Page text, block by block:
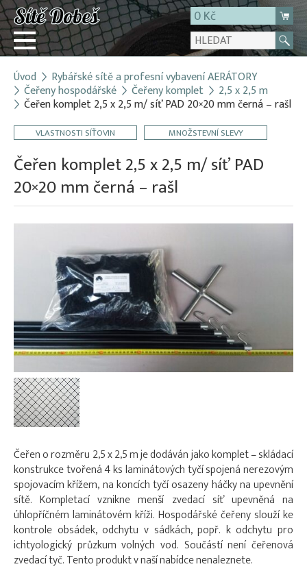
0 Kč
Přihlásit
Registrace
E-shop
O firmě
Kontakt
Úvod Rybářské sítě a profesní vybavení AERÁTORY
Čeřeny hospodářské Čeřeny komplet 2,5 x 2,5 m
Čeřen komplet 2,5 x 2,5 m/ síť PAD 20×20 mm černá – rašl
VLASTNOSTI SÍŤOVIN MNOŽSTEVNÍ SLEVY
Čeřen komplet 2,5 x 2,5 m/ síť PAD
20×20 mm černá – rašl
Čeřen o rozměru 2,5 x 2,5 m je dodáván jako komplet – skládací
konstrukce tvořená 4 ks laminátových tyčí spojená nerezovým
spojovacím křížem, na koncích tyčí osazeny háčky na upevnění
sítě. Kompletací vznikne menší zvedací síť upevněná na
úhlopříčném laminátovém kříži. Hospodářské čeřeny slouží ke
kontrole obsádek, odchytu v sádkách, popř. k odchytu pro
ichtyologický průzkum volných vod. Součástí není čeřenová
zvedací tyč. Tento produkt v naší nabídce nenaleznete.